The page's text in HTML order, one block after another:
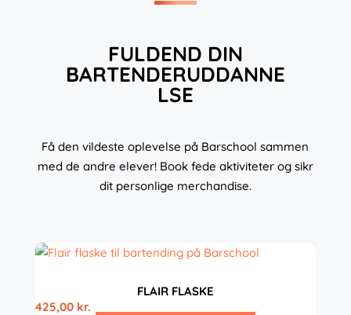
FULDEND DIN
BARTENDERUDDANNE
LSE
Få den vildeste oplevelse på Barschool sammen
med de andre elever! Book fede aktiviteter og sikr
dit personlige merchandise.
FLAIR FLASKE
425,00 kr.